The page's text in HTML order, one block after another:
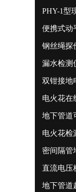
PHY-1型
便携式动
钢丝绳探
漏水检测
双钳接地
电火花在
地下管道
电火花检
密间隔管
直流电压
地下管道